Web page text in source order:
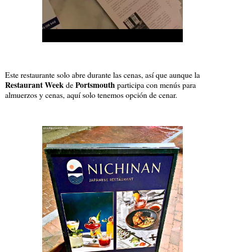
Este restaurante solo abre durante las cenas, así que aunque la
Restaurant WeekdePortsmouthparticipa con menús para
almuerzos y cenas, aquí solo tenemos opción de cenar.